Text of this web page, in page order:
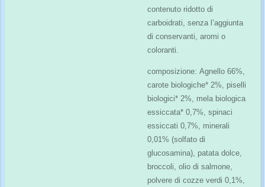
contenuto ridotto di
carboidrati, senza l’aggiunta
di conservanti, aromi o
coloranti.
composizione: Agnello 66%,
carote biologiche* 2%, piselli
biologici* 2%, mela biologica
essiccata* 0,7%, spinaci
essiccati 0,7%, minerali
0,01% (solfato di
glucosamina), patata dolce,
broccoli, olio di salmone,
polvere di cozze verdi 0,1%,